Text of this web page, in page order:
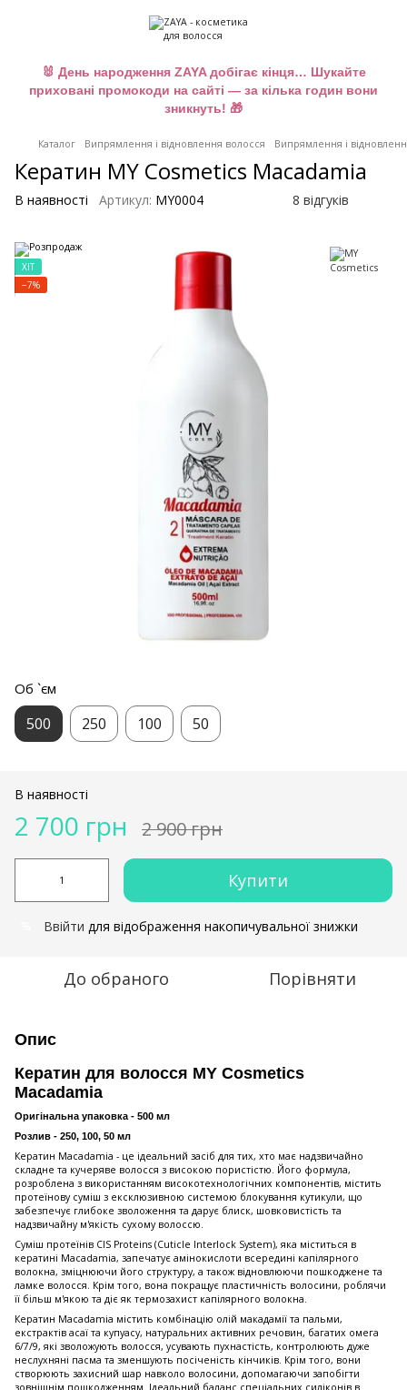
🐰 День народження ZAYA добігає кінця… Шукайте
приховані промокоди на сайті — за кілька годин вони
зникнуть! 🎁
Каталог Випрямлення і відновлення волосся Випрямлення і
Кератин MY Cosmetics Macadamia
В наявності Артикул: MY0004 8 відгуків
ХІТ
−7%
Об `єм
500 250 100 50
В наявності
2 700 грн 2 900 грн
Купити
Ввійти для відображення накопичувальної знижки
До обраного Порівняти
Опис
Кератин для волосся MY Cosmetics
Macadamia
Оригінальна упаковка - 500 мл
Розлив - 250, 100, 50 мл
Кератин Macadamia - це ідеальний засіб для тих, хто має надзвичайно
складне та кучеряве волосся з високою пористістю. Його формула,
розроблена з використанням високотехнологічних компонентів, містить
протеїнову суміш з ексклюзивною системою блокування кутикули, що
забезпечує глибоке зволоження та дарує блиск, шовковистість та
надзвичайну м'якість сухому волоссю.
Суміш протеїнів CIS Proteins (Cuticle Interlock System), яка міститься в
кератині Macadamia, запечатує амінокислоти всередині капілярного
волокна, зміцнюючи його структуру, а також відновлюючи пошкоджене та
ламке волосся. Крім того, вона покращує пластичність волосини, роблячи
її більш м'якою та діє як термозахист капілярного волокна.
Кератин Macadamia містить комбінацію олій макадамії та пальми,
екстрактів асаї та купуасу, натуральних активних речовин, багатих омега
6/7/9, які зволожують волосся, усувають пухнастість, контролюють дуже
неслухняні пасма та зменшують посіченість кінчиків. Крім того, вони
створюють захисний шар навколо волосини, допомагаючи запобігти